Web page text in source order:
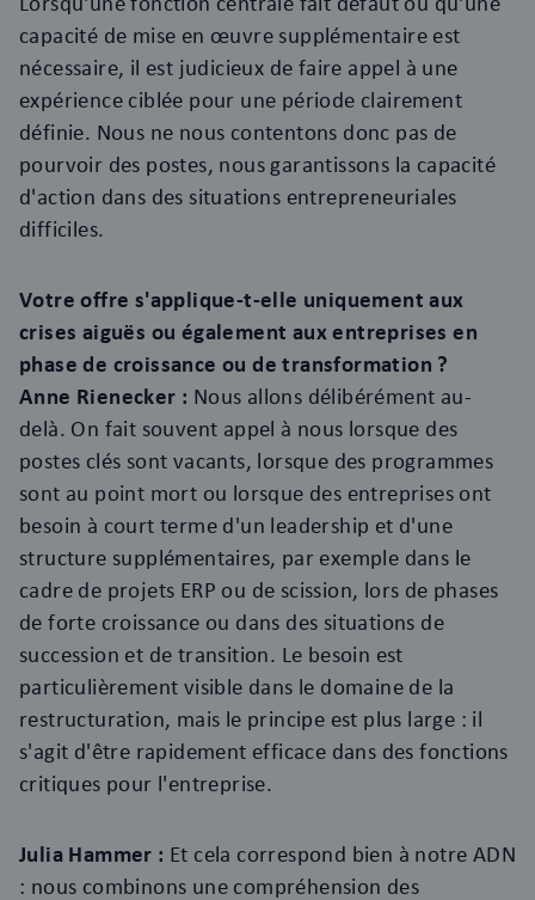
capacité de mise en œuvre supplémentaire est
nécessaire, il est judicieux de faire appel à une
expérience ciblée pour une période clairement
définie. Nous ne nous contentons donc pas de
pourvoir des postes, nous garantissons la capacité
d'action dans des situations entrepreneuriales
difficiles.
Votre offre s'applique-t-elle uniquement aux
crises aiguës ou également aux entreprises en
phase de croissance ou de transformation ?
Anne Rienecker : Nous allons délibérément au-
delà. On fait souvent appel à nous lorsque des
postes clés sont vacants, lorsque des programmes
sont au point mort ou lorsque des entreprises ont
besoin à court terme d'un leadership et d'une
structure supplémentaires, par exemple dans le
cadre de projets ERP ou de scission, lors de phases
de forte croissance ou dans des situations de
succession et de transition. Le besoin est
particulièrement visible dans le domaine de la
restructuration, mais le principe est plus large : il
s'agit d'être rapidement efficace dans des fonctions
critiques pour l'entreprise.
Julia Hammer : Et cela correspond bien à notre ADN
: nous combinons une compréhension des